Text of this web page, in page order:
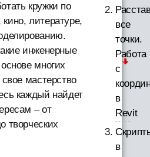
кружки по
литературе,
инженерные
многих
мастерство
каждый найдет
– от
творческих
все
точки.
Работа
с
в
Revit
в